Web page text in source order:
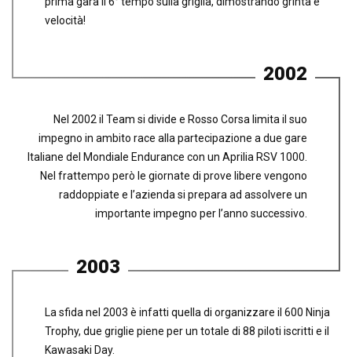
velocità!
2002
Nel 2002 il Team si divide e Rosso Corsa limita il suo
impegno in ambito race alla partecipazione a due gare
Italiane del Mondiale Endurance con un Aprilia RSV 1000.
Nel frattempo però le giornate di prove libere vengono
raddoppiate e l’azienda si prepara ad assolvere un
importante impegno per l’anno successivo.
2003
La sfida nel 2003 è infatti quella di organizzare il 600 Ninja
Trophy, due griglie piene per un totale di 88 piloti iscritti e il
Kawasaki Day.